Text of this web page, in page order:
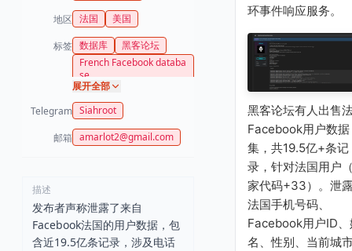
地区 法国 美国
标签 数据库
黑客论坛
French Facebook databa
se
展开全部
Telegram Siahroot
邮箱 amarlot2@gmail.com
描述
发布者声称泄露了来自
Facebook法国的用户数据，包
含近19.5亿条记录，涉及电话
环事件响应服务。
黑客论坛有人出售
Facebook用户数据
集，共19.5亿+条记
录，针对法国用户
家代码+33）。泄
法国手机号码、
Facebook用户ID、
名、性别、当前城